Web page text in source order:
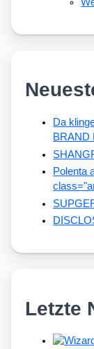
Da
BRAND
Polenta
Letzte